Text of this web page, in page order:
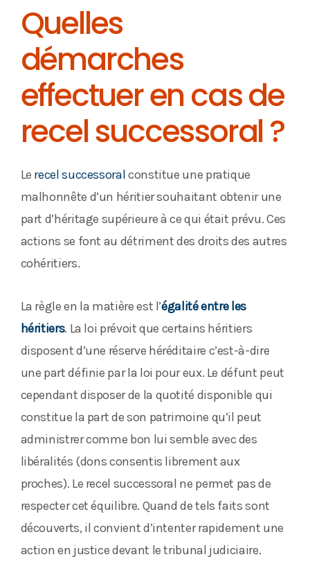
Quelles
démarches
effectuer en cas de
recel successoral ?
Le recel successoralconstitue une pratique
malhonnête d’un héritier souhaitant obtenir une
part d’héritage supérieure à ce qui était prévu. Ces
actions se font au détriment des droits des autres
cohéritiers.
La règle en la matière est l’égalité entre les
héritiers. La loi prévoit que certains héritiers
disposent d’une réserve héréditaire c’est-à-dire
une part définie par la loi pour eux. Le défunt peut
cependant disposer de la quotité disponible qui
constitue la part de son patrimoine qu’il peut
administrer comme bon lui semble avec des
libéralités (dons consentis librement aux
proches). Le recel successoral ne permet pas de
respecter cet équilibre. Quand de tels faits sont
découverts, il convient d’intenter rapidement une
action en justice devant le tribunal judiciaire.